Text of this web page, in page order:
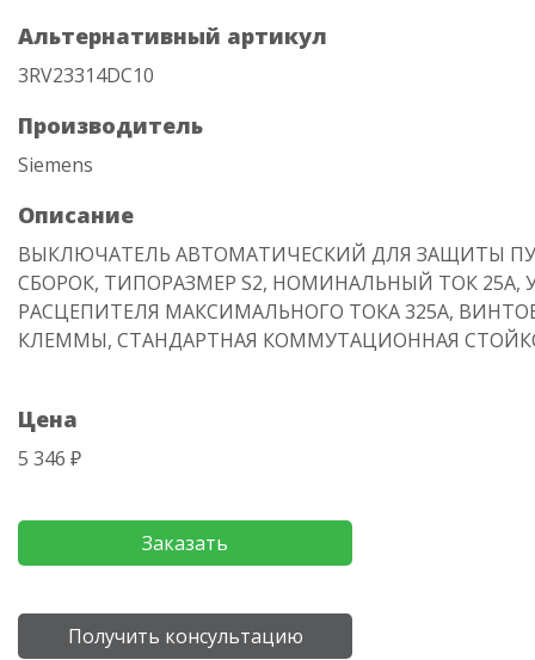
Альтернативный артикул
3RV23314DC10
Производитель
Siemens
Описание
ВЫКЛЮЧАТЕЛЬ АВТОМАТИЧЕСКИЙ ДЛЯ ЗАЩИТЫ
СБОРОК, ТИПОРАЗМЕР S2, НОМИНАЛЬНЫЙ ТОК 25А,
РАСЦЕПИТЕЛЯ МАКСИМАЛЬНОГО ТОКА 325A,
КЛЕММЫ, СТАНДАРТНАЯ КОММУТАЦИОННАЯ
Цена
5 346 ₽
Заказать
Получить консультацию